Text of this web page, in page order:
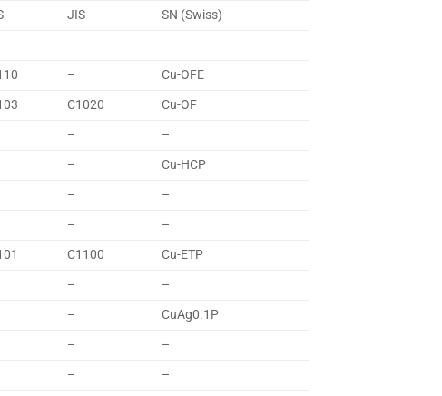
JIS
SN (Swiss)
–
Cu-OFE
C1020
Cu-OF
–
–
–
Cu-HCP
–
–
–
–
C1100
Cu-ETP
–
–
–
CuAg0.1P
–
–
–
–